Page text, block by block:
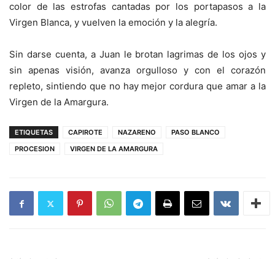
color de las estrofas cantadas por los portapasos a la
Virgen Blanca, y vuelven la emoción y la alegría.
Sin darse cuenta, a Juan le brotan lagrimas de los ojos y
sin apenas visión, avanza orgulloso y con el corazón
repleto, sintiendo que no hay mejor cordura que amar a la
Virgen de la Amargura.
ETIQUETAS CAPIROTE NAZARENO
PASO BLANCO
PROCESION
VIRGEN DE LA AMARGURA